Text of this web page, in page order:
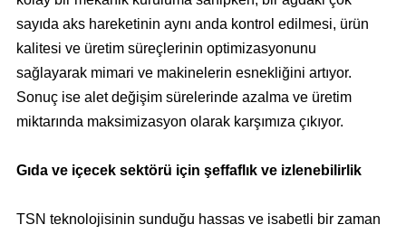
sayıda aks hareketinin aynı anda kontrol edilmesi, ürün
kalitesi ve üretim süreçlerinin optimizasyonunu
sağlayarak mimari ve makinelerin esnekliğini artıyor.
Sonuç ise alet değişim sürelerinde azalma ve üretim
miktarında maksimizasyon olarak karşımıza çıkıyor.
Gıda ve içecek sektörü için şeffaflık ve izlenebilirlik
TSN teknolojisinin sunduğu hassas ve isabetli bir zaman